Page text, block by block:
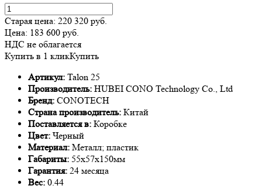
Старая цена: 220 320 руб.
Цена: 183 600 руб.
НДС не облагается
Купить в 1 кликКупить
Артикул: Talon 25
Производитель: HUBEI CONO Technology Co., Ltd
Бренд: CONOTECH
Страна производитель: Китай
Поставляется в: Коробке
Цвет: Черный
Материал: Металл; пластик
Габариты: 55x57x150мм
Гарантия: 24 месяца
Вес: 0.44